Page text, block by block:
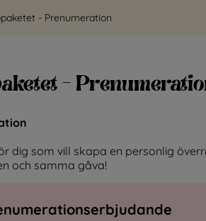
- Prenumeration
-
dig som vill skapa en personlig
och samma gåva!